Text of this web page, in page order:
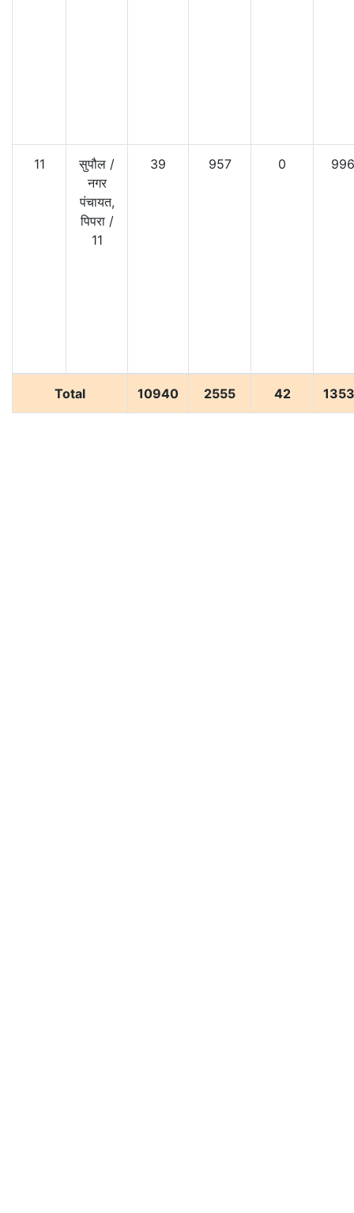
11 सुपौल /
नगर
पंचायत,
पिपरा /
11
39 957 0 996
Total 10940 2555 42